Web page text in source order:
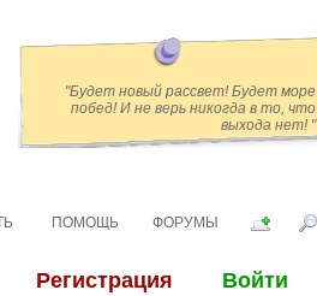
"Будет новый рассвет! Будет море
побед! И не верь никогда в то, что
выхода нет! "
ПОМОЩЬ ФОРУМЫ